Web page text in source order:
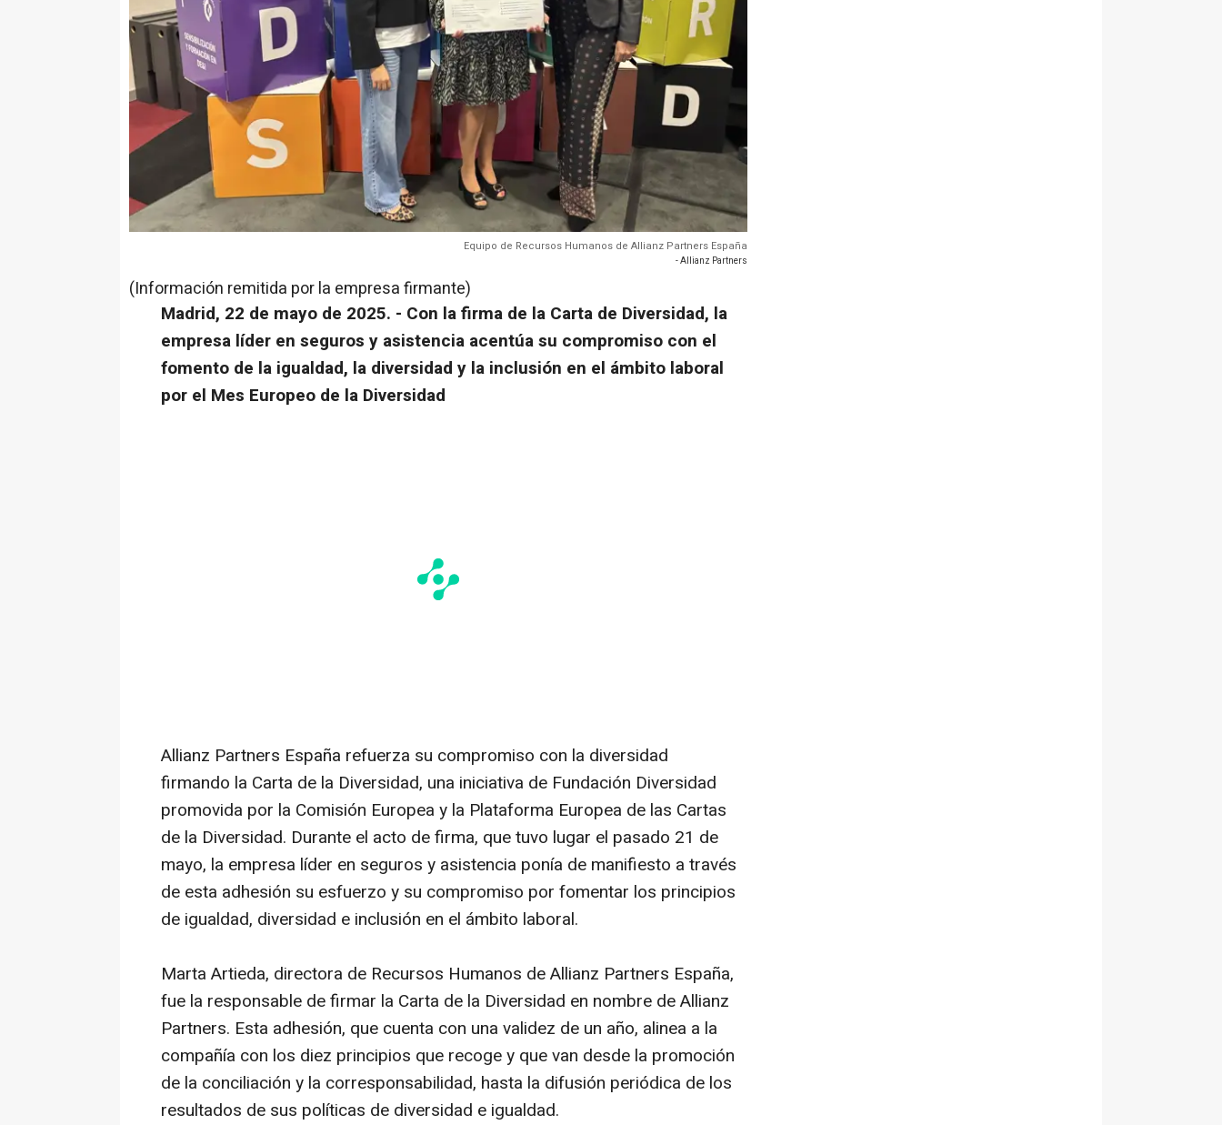
Equipo de Recursos Humanos de Allianz Partners España
- Allianz Partners
(Información remitida por la empresa firmante)
Madrid, 22 de mayo de 2025. - Con la firma de la Carta de Diversidad, la
empresa líder en seguros y asistencia acentúa su compromiso con el
fomento de la igualdad, la diversidad y la inclusión en el ámbito laboral
por el Mes Europeo de la Diversidad
Allianz Partners España refuerza su compromiso con la diversidad
firmando la Carta de la Diversidad, una iniciativa de Fundación Diversidad
promovida por la Comisión Europea y la Plataforma Europea de las Cartas
de la Diversidad. Durante el acto de firma, que tuvo lugar el pasado 21 de
mayo, la empresa líder en seguros y asistencia ponía de manifiesto a través
de esta adhesión su esfuerzo y su compromiso por fomentar los principios
de igualdad, diversidad e inclusión en el ámbito laboral.
Marta Artieda, directora de Recursos Humanos de Allianz Partners España,
fue la responsable de firmar la Carta de la Diversidad en nombre de Allianz
Partners. Esta adhesión, que cuenta con una validez de un año, alinea a la
compañía con los diez principios que recoge y que van desde la promoción
de la conciliación y la corresponsabilidad, hasta la difusión periódica de los
resultados de sus políticas de diversidad e igualdad.